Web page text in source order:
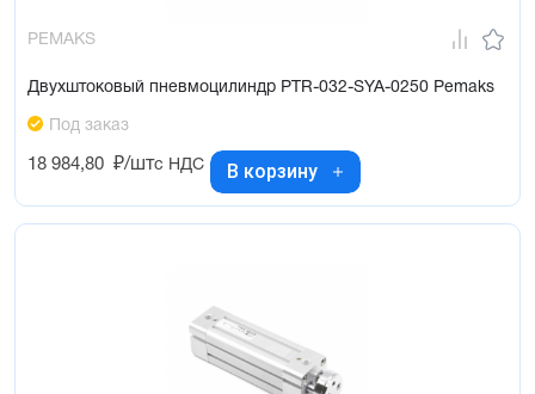
PEMAKS
Двухштоковый пневмоцилиндр PTR-032-SYA-0250 Pemaks
Под заказ
18 984,80 ₽/штс НДС В корзину